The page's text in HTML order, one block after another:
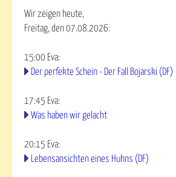
Wir zeigen heute,
Freitag, den 07.08.2026:
15:00 Eva:
Der perfekte Schein - Der Fall Bojarski (DF)
17:45 Eva:
Was haben wir gelacht
20:15 Eva:
Lebensansichten eines Huhns (DF)